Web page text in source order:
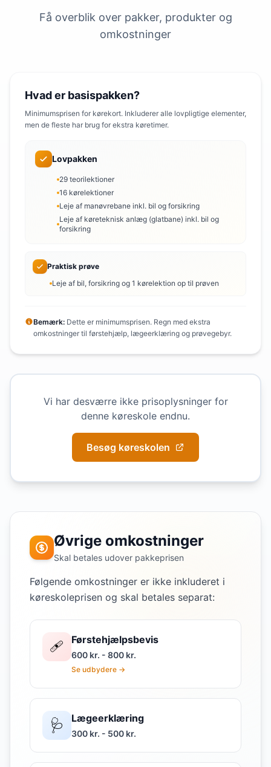
Få overblik over pakker, produkter og
omkostninger
Hvad er basispakken?
Minimumsprisen for kørekort. Inkluderer alle lovpligtige elementer,
men de fleste har brug for ekstra køretimer.
Lovpakken
29 teorilektioner
16 kørelektioner
Leje af manøvrebane inkl. bil og forsikring
Leje af køreteknisk anlæg (glatbane) inkl. bil og
forsikring
Praktisk prøve
Leje af bil, forsikring og 1 kørelektion op til prøven
Bemærk: Dette er minimumsprisen. Regn med ekstra
omkostninger til førstehjælp, lægeerklæring og prøvegebyr.
Vi har desværre ikke prisoplysninger for
denne køreskole endnu.
Besøg køreskolen
Øvrige omkostninger
Skal betales udover pakkeprisen
Følgende omkostninger er ikke inkluderet i
køreskoleprisen og skal betales separat:
🩹 Førstehjælpsbevis
600 kr. - 800 kr.
Se udbydere →
🩺 Lægeerklæring
300 kr. - 500 kr.